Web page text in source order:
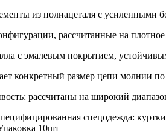
из полиацеталя с усиленными
рассчитанные на
с эмалевым покрытием,
конкретный размер цепи молнии
рассчитаны на широкий
спецодежда:
10шт